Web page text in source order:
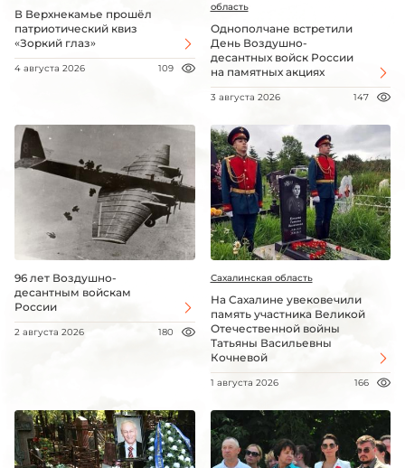
В Верхнекамье прошёл
патриотический квиз
«Зоркий глаз»
4 августа 2026 109
область
Однополчане встретили
День Воздушно-
десантных войск России
на памятных акциях
3 августа 2026 147
96 лет Воздушно-
десантным войскам
России
2 августа 2026 180
Сахалинская область
На Сахалине увековечили
память участника Великой
Отечественной войны
Татьяны Васильевны
Кочневой
1 августа 2026 166